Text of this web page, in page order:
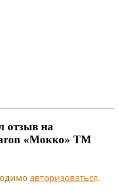
отзыв на
«Мокко» ТМ
авторизоваться.